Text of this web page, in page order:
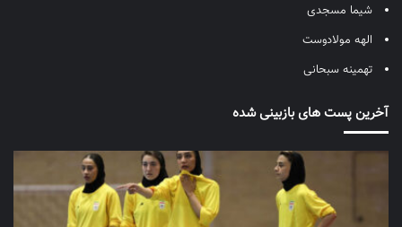
شیما مسجدی
الهه مولادوست
تهمینه سبحانی
آخرین پست های بازبینی شده